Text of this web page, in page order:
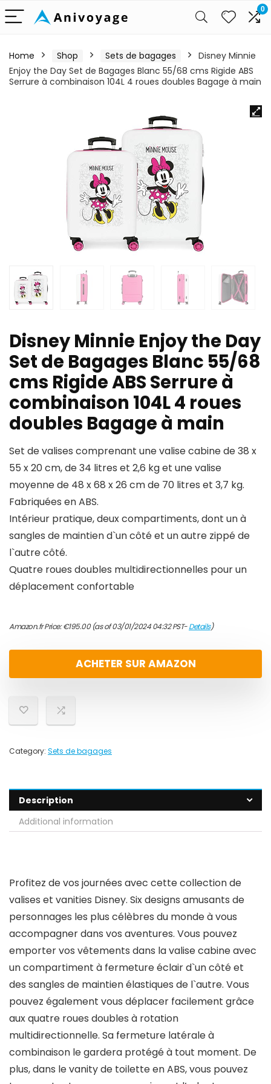
0
Home Shop Sets de bagages
Disney Minnie
Enjoy the Day Set de Bagages Blanc 55/68 cms Rigide ABS
Serrure à combinaison 104L 4 roues doubles Bagage à main
Disney Minnie Enjoy the Day
Set de Bagages Blanc 55/68
cms Rigide ABS Serrure à
combinaison 104L 4 roues
doubles Bagage à main
Set de valises comprenant une valise cabine de 38 x
55 x 20 cm, de 34 litres et 2,6 kg et une valise
moyenne de 48 x 68 x 26 cm de 70 litres et 3,7 kg.
Fabriquées en ABS.
Intérieur pratique, deux compartiments, dont un à
sangles de maintien d`un côté et un autre zippé de
l`autre côté.
Quatre roues doubles multidirectionnelles pour un
déplacement confortable
Amazon.fr Price:€195.00(as of 03/01/2024 04:32 PST-Details)
ACHETER SUR AMAZON
Category: Sets de bagages
Description
Additional information
Profitez de vos journées avec cette collection de
valises et vanities Disney. Six designs amusants de
personnages les plus célèbres du monde à vous
accompagner dans vos aventures. Vous pouvez
emporter vos vêtements dans la valise cabine avec
un compartiment à fermeture éclair d`un côté et
des sangles de maintien élastiques de l`autre. Vous
pouvez également vous déplacer facilement grâce
aux quatre roues doubles à rotation
multidirectionnelle. Sa fermeture latérale à
combinaison le gardera protégé à tout moment. De
plus, dans le vanity de toilette en ABS, vous pouvez